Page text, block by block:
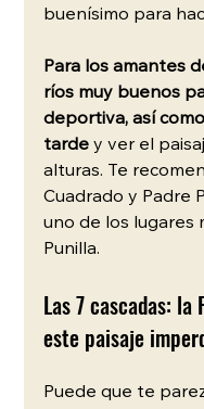
buenísimo para
Para los amantes
ríos muy buenos
deportiva, así
tarde y ver el
alturas. Te
Cuadrado y Padre
uno de los lugares
Punilla.
Las 7 cascadas:
este paisaje
Puede que te